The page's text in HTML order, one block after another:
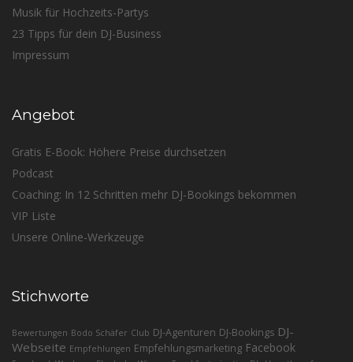
Musik für Hochzeits-Partys
23 Tipps für dein DJ-Business
Impressum
Angebot
Gratis E-Book: Höhere Preise durchsetzen
Podcast
Coaching: In 12 Schritten mehr DJ-Bookings bekommen
VIP Liste
Unsere Online-Werkzeuge
Stichworte
Bewertungen Bodo Schäfer Club DJ-Agenturen DJ-Bookings DJ-
Webseite Empfehlungen Empfehlungsmarketing Facebook